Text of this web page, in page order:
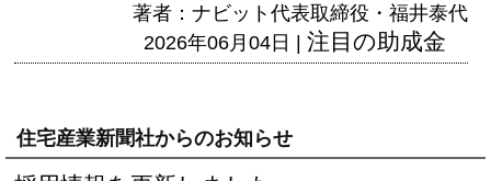
著者：ナビット代表取締役・福井泰代
2026年06月04日 | 注目の助成金
住宅産業新聞社からのお知らせ